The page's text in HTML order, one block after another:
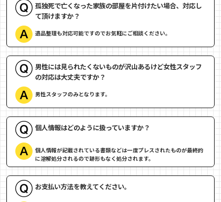
孤独死で亡くなった家族の部屋を片付けたい場合、対応し
て頂けますか？
遺品整理も対応可能ですのでお気軽にご相談ください。
男性には見られたくないものが沢山あるけど女性スタッフ
の対応は大丈夫ですか？
男性スタッフのみとなります。
個人情報はどのように扱っていますか？
個人情報が記載されている書類などは一度プレスされたものが最終的
に溶解処分されるので跡形もなく処分されます。
お支払い方法を教えてください。